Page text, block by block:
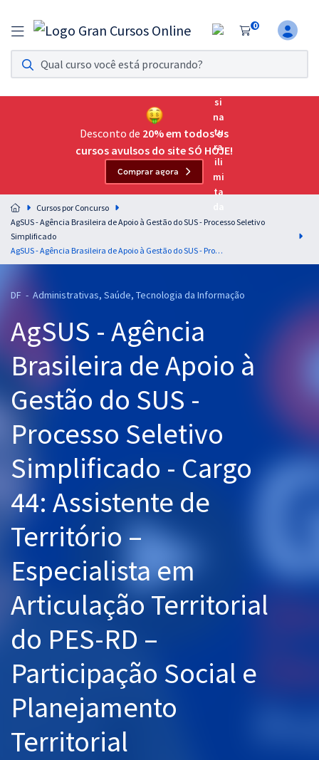
0
Assinatura Ilimitada 11
Acesso a todos os cursos. Teste grátis por 7 dias!
Assinatura OAB Até Passar
Acesso ilimitado a toda preparação para o Exame da
Residências Multiprofissionais
Preparação completa e intensiva para as principais
residências em saúde do Brasil
Concursos
Pós
Graduação
OAB
Mentorias
Questões grátis
Conteúdo gratuito
Desconto de 20% em todos os
cursos avulsos do site SÓ HOJE!
Comprar agora
Cursos por Concurso
AgSUS - Agência Brasileira de Apoio à Gestão do SUS - Processo Seletivo
Simplificado
AgSUS - Agência Brasileira de Apoio à Gestão do SUS - Processo Seletivo Simplificado - Cargo 44: Assistente de Território – Especialista em Articulação Territorial do PES‐RD – Participação Social e Planejamento Territorial
DF - Administrativas, Saúde, Tecnologia da Informação
AgSUS - Agência
Brasileira de Apoio à
Gestão do SUS -
Processo Seletivo
Simplificado - Cargo
44: Assistente de
Território –
Especialista em
Articulação Territorial
do PES‐RD –
Participação Social e
Planejamento
Territorial